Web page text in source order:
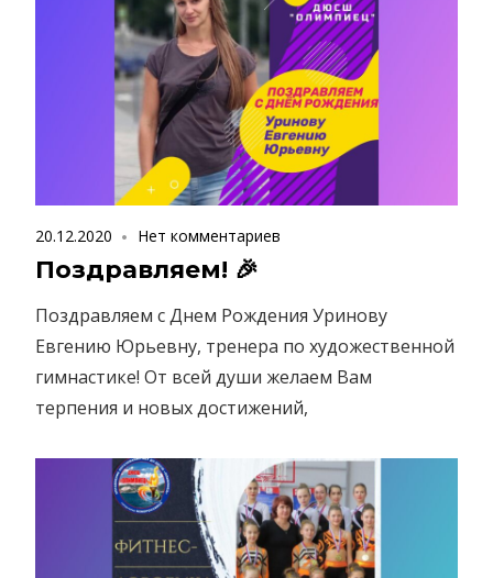
20.12.2020 Нет комментариев
Поздравляем! 🎉
Поздравляем с Днем Рождения Уринову
Евгению Юрьевну, тренера по художественной
гимнастике! От всей души желаем Вам
терпения и новых достижений,